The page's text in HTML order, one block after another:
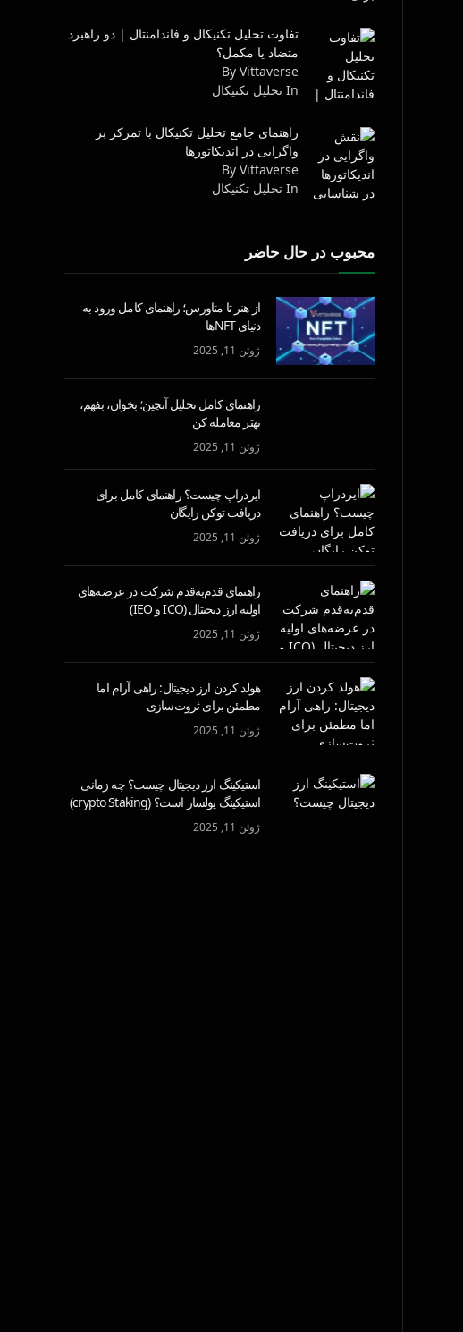
تفاوت تحلیل تکنیکال و فاندامنتال | دو راهبرد
متضاد یا مکمل؟
By Vittaverse
In تحليل تكنيكال
راهنمای جامع تحلیل تکنیکال با تمرکز بر
واگرایی در اندیکاتورها
By Vittaverse
In تحليل تكنيكال
محبوب در حال حاضر
از هنر تا متاورس؛ راهنمای کامل ورود به
دنیای NFTها
ژوئن 11, 2025
راهنمای کامل تحلیل آنچین؛ بخوان، بفهم،
بهتر معامله کن
ژوئن 11, 2025
ایردراپ چیست؟ راهنمای کامل برای
دریافت توکن رایگان
ژوئن 11, 2025
راهنمای قدم‌به‌قدم شرکت در عرضه‌های
اولیه ارز دیجیتال (ICO و IEO)
ژوئن 11, 2025
هولد کردن ارز دیجیتال: راهی آرام اما
مطمئن برای ثروت‌سازی
ژوئن 11, 2025
استیکینگ ارز دیجیتال چیست؟ چه زمانی
استیکینگ پولساز است؟ (crypto Staking)
ژوئن 11, 2025